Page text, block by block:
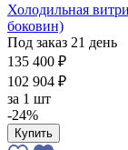
Холодильная
боковин)
Под заказ 21 день
135 400 ₽
102 904 ₽
за 1 шт
-24%
Купить